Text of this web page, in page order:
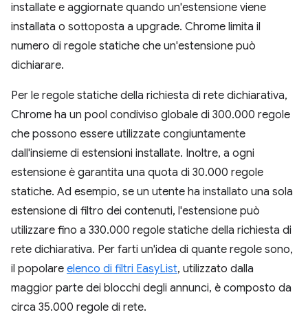
installate e aggiornate quando un'estensione viene
installata o sottoposta a upgrade. Chrome limita il
numero di regole statiche che un'estensione può
dichiarare.
Per le regole statiche della richiesta di rete dichiarativa,
Chrome ha un pool condiviso globale di 300.000 regole
che possono essere utilizzate congiuntamente
dall'insieme di estensioni installate. Inoltre, a ogni
estensione è garantita una quota di 30.000 regole
statiche. Ad esempio, se un utente ha installato una sola
estensione di filtro dei contenuti, l'estensione può
utilizzare fino a 330.000 regole statiche della richiesta di
rete dichiarativa. Per farti un'idea di quante regole sono,
il popolare elenco di filtri EasyList, utilizzato dalla
maggior parte dei blocchi degli annunci, è composto da
circa 35.000 regole di rete.